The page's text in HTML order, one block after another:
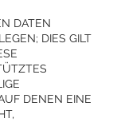
DATEN
DIES GILT
DENEN EINE